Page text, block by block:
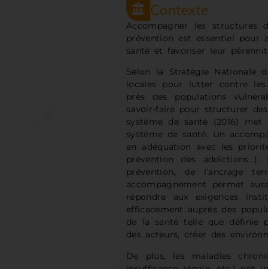
Contexte
Accompagner les
prévention est essentiel
santé et favoriser leur
Selon la Stratégie Nationale
locales pour lutter contre
près des populations
savoir-faire pour structurer
système de santé (2016)
système de santé. Un
en adéquation avec les
prévention des
prévention, de l’ancrage
accompagnement permet
répondre aux exigences
efficacement auprès des
de la santé telle que définie
des acteurs, créer des
De plus, les maladies